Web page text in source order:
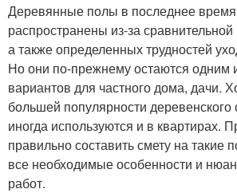
Деревянные полы в последнее
распространены из-за сравнительной
а также определенных трудностей
Но они по-прежнему остаются одним
вариантов для частного дома, дачи.
большей популярности деревенского
иногда используются и в квартирах.
правильно составить смету на такие
все необходимые особенности и
работ.